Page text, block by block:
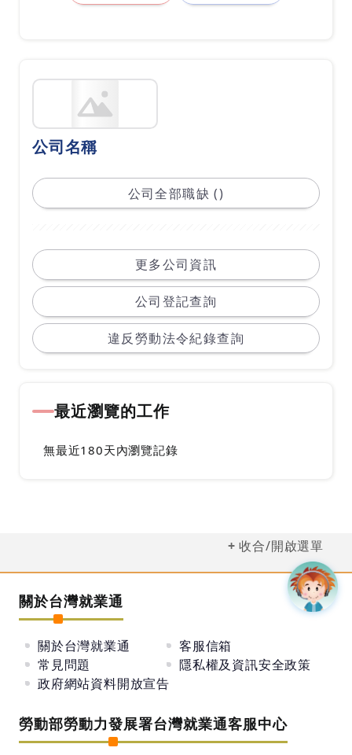
公司名稱
公司全部職缺 ()
更多公司資訊
公司登記查詢
違反勞動法令紀錄查詢
最近瀏覽的工作
無最近180天內瀏覽記錄
收合/開啟選單
關於台灣就業通
關於台灣就業通
客服信箱
常見問題
隱私權及資訊安全政策
政府網站資料開放宣告
勞動部勞動力發展署台灣就業通客服中心